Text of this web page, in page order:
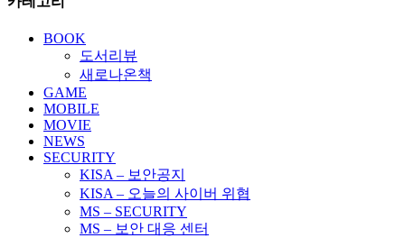
BOOK
도서리뷰
새로나온책
GAME
MOBILE
MOVIE
NEWS
SECURITY
KISA – 보안공지
KISA – 오늘의 사이버 위협
MS – SECURITY
MS – 보안 대응 센터